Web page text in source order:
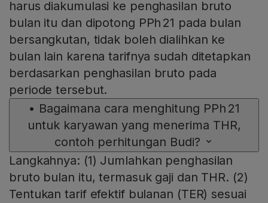
harus diakumulasi ke penghasilan bruto
bulan itu dan dipotong PPh 21 pada bulan
bersangkutan, tidak boleh dialihkan ke
bulan lain karena tarifnya sudah ditetapkan
berdasarkan penghasilan bruto pada
periode tersebut.
• Bagaimana cara menghitung PPh 21
untuk karyawan yang menerima THR,
contoh perhitungan Budi?
Langkahnya: (1) Jumlahkan penghasilan
bruto bulan itu, termasuk gaji dan THR. (2)
Tentukan tarif efektif bulanan (TER) sesuai